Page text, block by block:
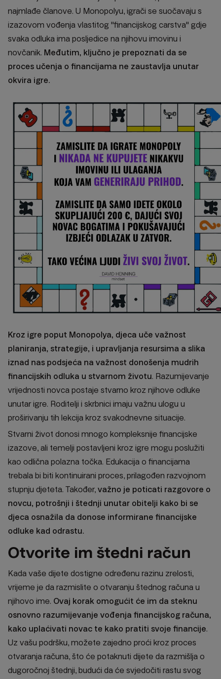
najmlađe članove. U Monopolyu, igrači se suočavaju s
izazovom vođenja vlastitog "financijskog carstva" gdje
svaka odluka ima posljedice na njihovu imovinu i
novčanik. Međutim, ključno je prepoznati da se
proces učenja o financijama ne zaustavlja unutar
okvira igre.
Kroz igre poput Monopolya, djeca uče važnost
planiranja, strategije, i upravljanja resursima a slika
iznad nas podsjeća na važnost donošenja mudrih
financijskih odluka u stvarnom životu. Razumijevanje
vrijednosti novca postaje stvarno kroz njihove odluke
unutar igre. Roditelji i skrbnici imaju važnu ulogu u
proširivanju tih lekcija kroz svakodnevne situacije.
Stvarni život donosi mnogo kompleksnije financijske
izazove, ali temelji postavljeni kroz igre mogu poslužiti
kao odlična polazna točka. Edukacija o financijama
trebala bi biti kontinuirani proces, prilagođen razvojnom
stupnju djeteta. Također, važno je poticati razgovore o
novcu, potrošnji i štednji unutar obitelji kako bi se
djeca osnažila da donose informirane financijske
odluke kad odrastu.
Otvorite im štedni račun
Kada vaše dijete dostigne određenu razinu zrelosti,
vrijeme je da razmislite o otvaranju štednog računa u
njihovo ime. Ovaj korak omogućit će im da steknu
osnovno razumijevanje vođenja financijskog računa,
kako uplaćivati novac te kako pratiti svoje financije.
Uz vašu podršku, možete zajedno proći kroz proces
otvaranja računa, što će potaknuti dijete da razmišlja o
dugoročnoj štednji, budući da će svjedočiti rastu svog